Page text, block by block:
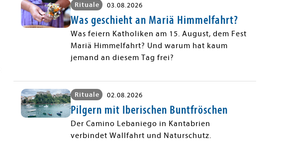
Rituale 03.08.2026
Was geschieht an Mariä Himmelfahrt?
Was feiern Katholiken am 15. August, dem Fest
Mariä Himmelfahrt? Und warum hat kaum
jemand an diesem Tag frei?
Rituale 02.08.2026
Pilgern mit Iberischen Buntfröschen
Der Camino Lebaniego in Kantabrien
verbindet Wallfahrt und Naturschutz.